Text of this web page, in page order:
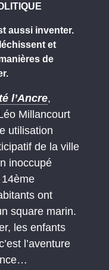
aussi inventer.
et
de
l’Ancre,
Millancourt
utilisation
de la ville
inoccupé
ont
square marin.
les enfants
l’aventure